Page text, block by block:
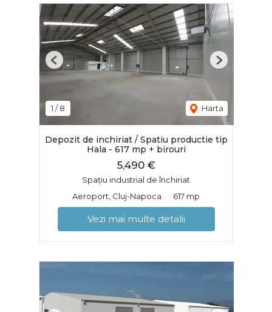
1 /8 Harta
Previous Next
Depozit de inchiriat / Spatiu productie tip
Hala - 617 mp + birouri
5,490 €
Spațiu industrial de închiriat
Aeroport, Cluj-Napoca
617 mp
Vezi mai multe detalii